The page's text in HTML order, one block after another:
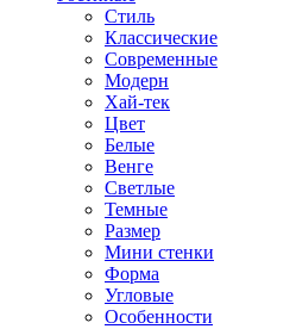
Стиль
Классические
Современные
Модерн
Хай-тек
Цвет
Белые
Венге
Светлые
Темные
Размер
Мини стенки
Форма
Угловые
Особенности